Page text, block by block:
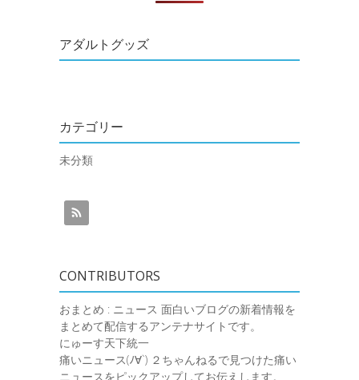
アダルトグッズ
カテゴリー
未分類
CONTRIBUTORS
おまとめ : ニュース 面白いブログの新着情報を
まとめて配信するアンテナサイトです。
にゅーす天下統一
痛いニュース(ﾉ∀`) ２ちゃんねるで見つけた痛い
ニュースをピックアップしてお伝えします。